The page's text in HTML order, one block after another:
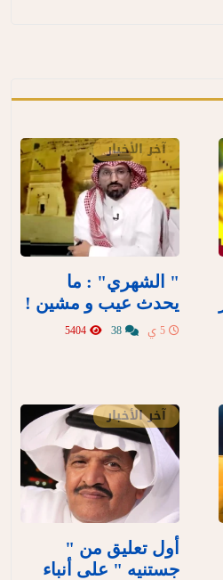
آخر الأخبار
" الشهري" : ما
يحدث عيب و مشين !
آخر الأخبار
أول تعليق من "
جستنيه " على أنباء